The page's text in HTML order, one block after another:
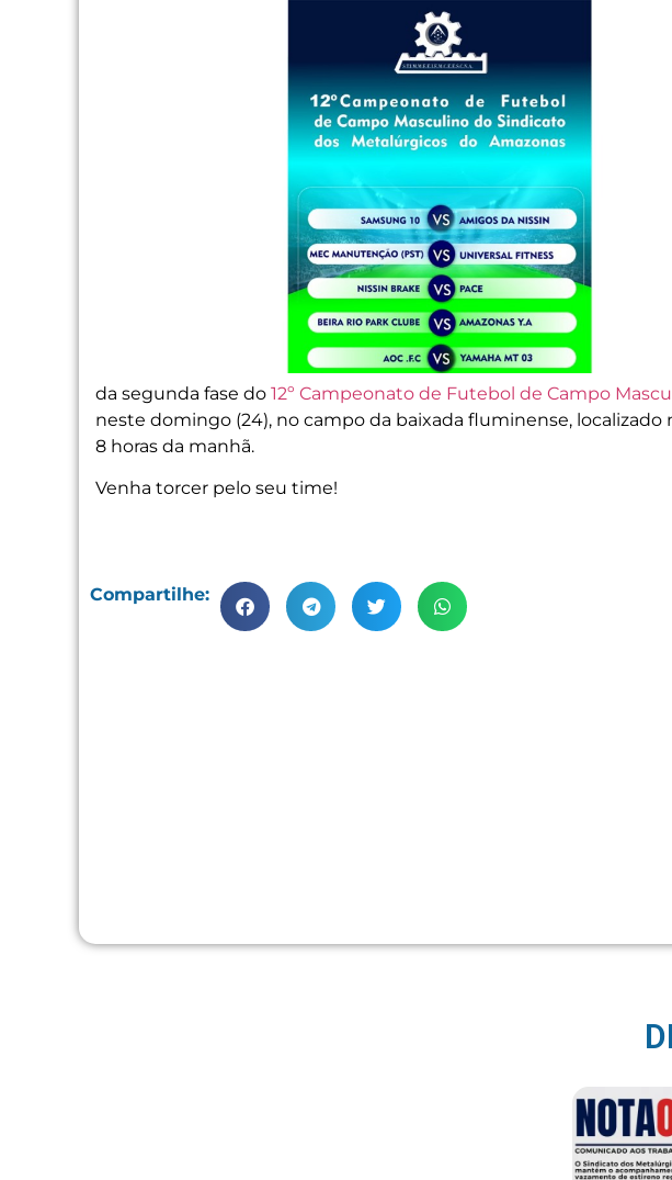
da segunda fase do 12º Campeonato de Futebol de Campo
neste domingo (24), no campo da baixada fluminense, localizado
8 horas da manhã.
Venha torcer pelo seu time!
Compartilhe: